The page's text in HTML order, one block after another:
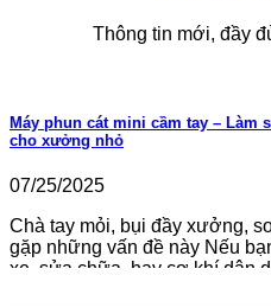
Thông tin mới, đầy
Máy phun cát mini cầm tay – Làm
cho xưởng nhỏ
07/25/2025
Chà tay mỏi, bụi đầy xưởng,
gặp những vấn đề này Nếu
xe, sửa chữa, hay cơ khí dân